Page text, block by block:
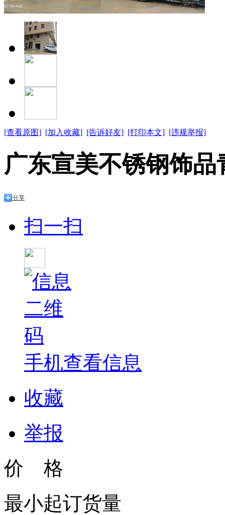
[查看原图] [加入收藏] [告诉好友] [打印本文] [违规举报]
广东宣美不锈钢饰品
分享
扫一扫
手机查看信息
收藏
举报
价 格
最小起订货量